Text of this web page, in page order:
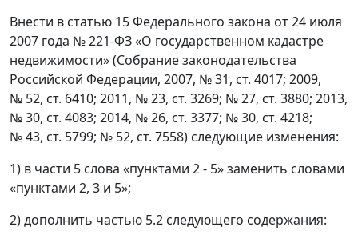
Внести в статью 15 Федерального закона от 24 июля
2007 года № 221-ФЗ «О государственном кадастре
недвижимости» (Собрание законодательства
Российской Федерации, 2007, № 31, ст. 4017; 2009,
№ 52, ст. 6410; 2011, № 23, ст. 3269; № 27, ст. 3880; 2013,
№ 30, ст. 4083; 2014, № 26, ст. 3377; № 30, ст. 4218;
№ 43, ст. 5799; № 52, ст. 7558) следующие изменения:
1) в части 5 слова «пунктами 2 - 5» заменить словами
«пунктами 2, 3 и 5»;
2) дополнить частью 5.2 следующего содержания: